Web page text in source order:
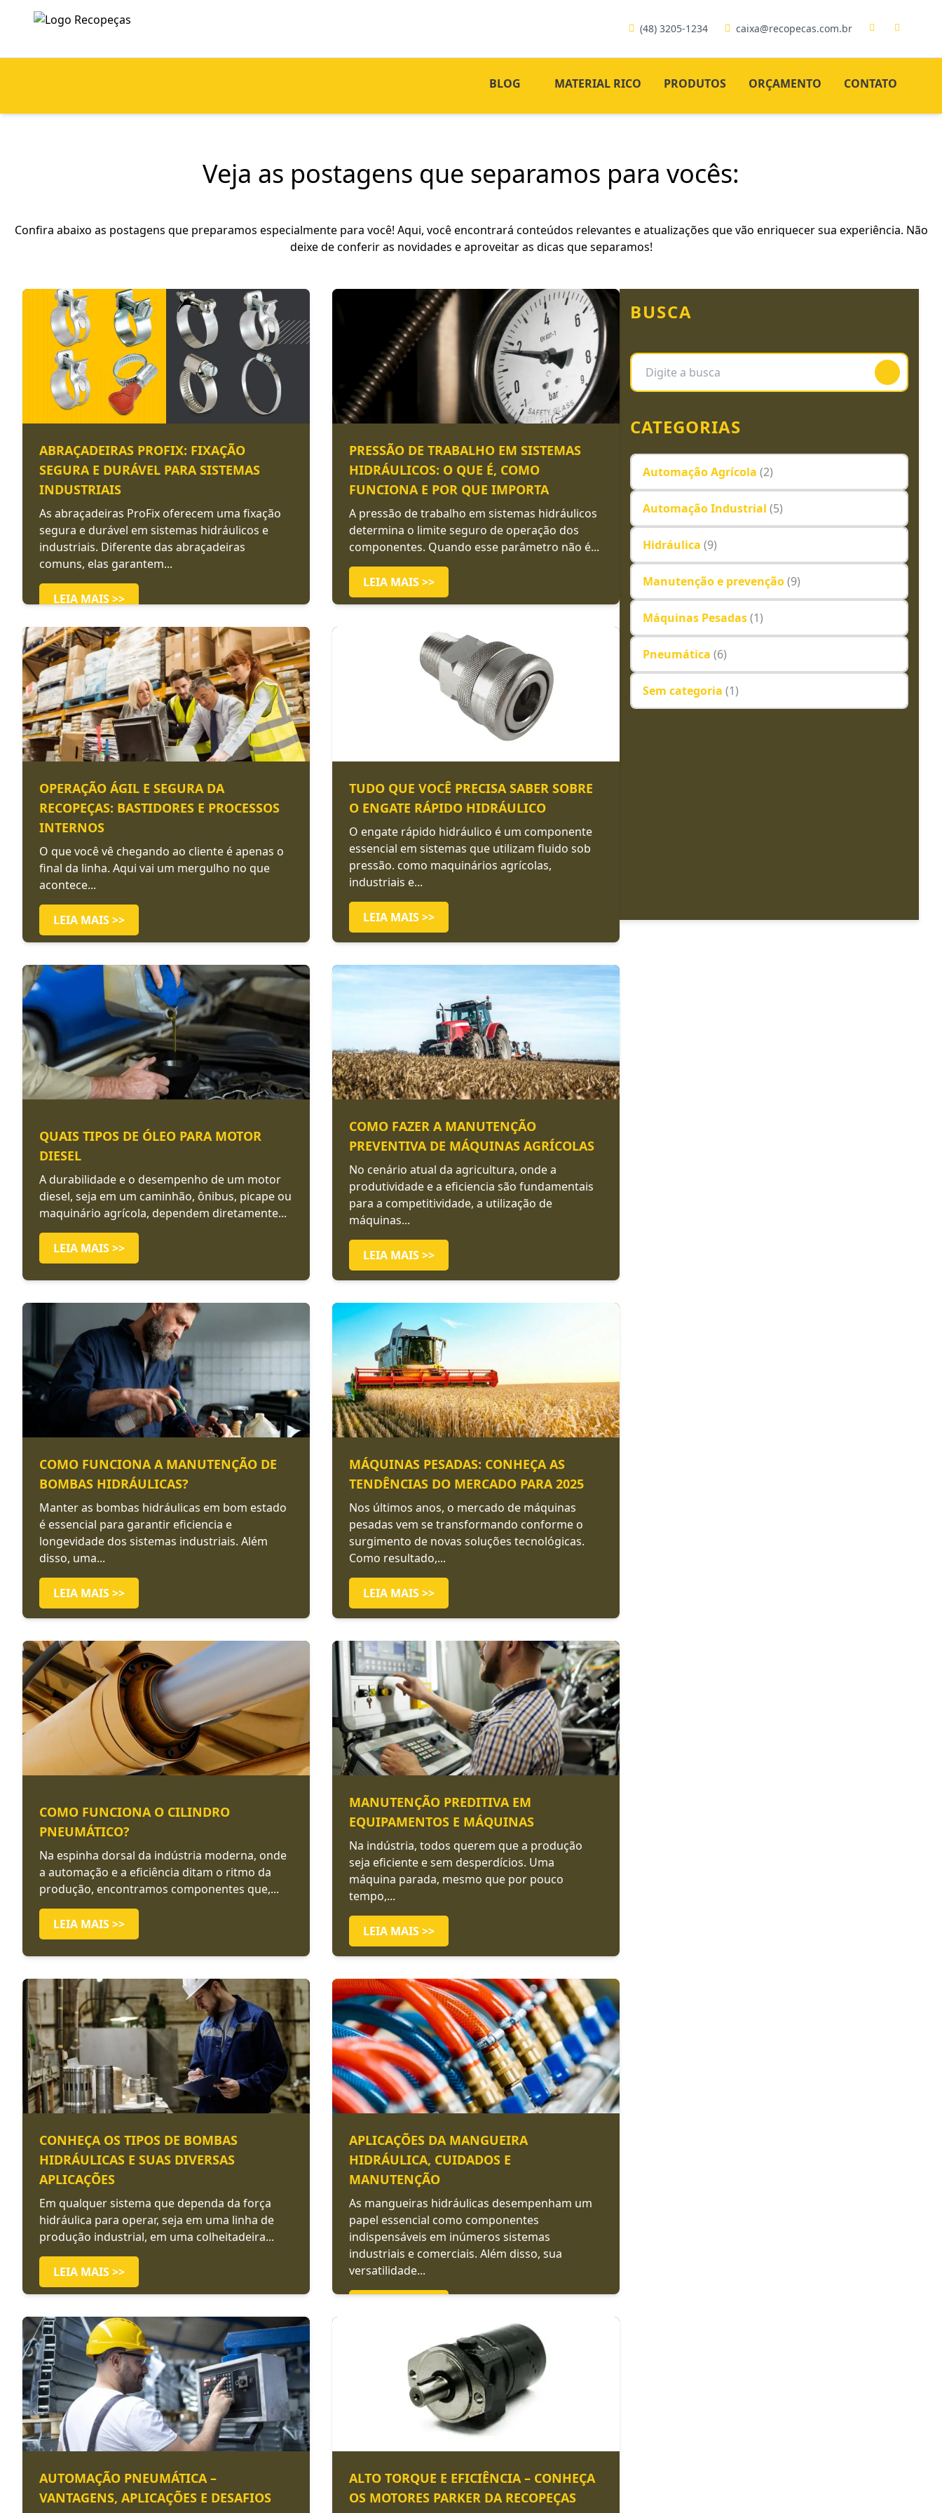
(48) 3205-1234 caixa@recopecas.com.br
BLOG MATERIAL RICO PRODUTOS ORÇAMENTO CONTATO
Veja as postagens que separamos para vocês:
Confira abaixo as postagens que preparamos especialmente para você! Aqui, você encontrará conteúdos relevantes e atualizações que vão enriquecer sua experiência. Não
deixe de conferir as novidades e aproveitar as dicas que separamos!
ABRAÇADEIRAS PROFIX: FIXAÇÃO
SEGURA E DURÁVEL PARA SISTEMAS
INDUSTRIAIS
As abraçadeiras ProFix oferecem uma fixação
segura e durável em sistemas hidráulicos e
industriais. Diferente das abraçadeiras
comuns, elas garantem...
LEIA MAIS >>
PRESSÃO DE TRABALHO EM SISTEMAS
HIDRÁULICOS: O QUE É, COMO
FUNCIONA E POR QUE IMPORTA
A pressão de trabalho em sistemas hidráulicos
determina o limite seguro de operação dos
componentes. Quando esse parâmetro não é...
LEIA MAIS >>
OPERAÇÃO ÁGIL E SEGURA DA
RECOPEÇAS: BASTIDORES E PROCESSOS
INTERNOS
O que você vê chegando ao cliente é apenas o
final da linha. Aqui vai um mergulho no que
acontece...
LEIA MAIS >>
TUDO QUE VOCÊ PRECISA SABER SOBRE
O ENGATE RÁPIDO HIDRÁULICO
O engate rápido hidráulico é um componente
essencial em sistemas que utilizam fluido sob
pressão. como maquinários agrícolas,
industriais e...
LEIA MAIS >>
QUAIS TIPOS DE ÓLEO PARA MOTOR
DIESEL
A durabilidade e o desempenho de um motor
diesel, seja em um caminhão, ônibus, picape ou
maquinário agrícola, dependem diretamente...
LEIA MAIS >>
COMO FAZER A MANUTENÇÃO
PREVENTIVA DE MÁQUINAS AGRÍCOLAS
No cenário atual da agricultura, onde a
produtividade e a eficiencia são fundamentais
para a competitividade, a utilização de
máquinas...
LEIA MAIS >>
COMO FUNCIONA A MANUTENÇÃO DE
BOMBAS HIDRÁULICAS?
Manter as bombas hidráulicas em bom estado
é essencial para garantir eficiencia e
longevidade dos sistemas industriais. Além
disso, uma...
LEIA MAIS >>
MÁQUINAS PESADAS: CONHEÇA AS
TENDÊNCIAS DO MERCADO PARA 2025
Nos últimos anos, o mercado de máquinas
pesadas vem se transformando conforme o
surgimento de novas soluções tecnológicas.
Como resultado,...
LEIA MAIS >>
COMO FUNCIONA O CILINDRO
PNEUMÁTICO?
Na espinha dorsal da indústria moderna, onde
a automação e a eficiência ditam o ritmo da
produção, encontramos componentes que,...
LEIA MAIS >>
MANUTENÇÃO PREDITIVA EM
EQUIPAMENTOS E MÁQUINAS
Na indústria, todos querem que a produção
seja eficiente e sem desperdícios. Uma
máquina parada, mesmo que por pouco
tempo,...
LEIA MAIS >>
CONHEÇA OS TIPOS DE BOMBAS
HIDRÁULICAS E SUAS DIVERSAS
APLICAÇÕES
Em qualquer sistema que dependa da força
hidráulica para operar, seja em uma linha de
produção industrial, em uma colheitadeira...
LEIA MAIS >>
APLICAÇÕES DA MANGUEIRA
HIDRÁULICA, CUIDADOS E
MANUTENÇÃO
As mangueiras hidráulicas desempenham um
papel essencial como componentes
indispensáveis em inúmeros sistemas
industriais e comerciais. Além disso, sua
versatilidade...
AUTOMAÇÃO PNEUMÁTICA –
VANTAGENS, APLICAÇÕES E DESAFIOS
ALTO TORQUE E EFICIÊNCIA – CONHEÇA
OS MOTORES PARKER DA RECOPEÇAS
BUSCA
CATEGORIAS
Automação Agrícola (2)
Automação Industrial (5)
Hidráulica (9)
Manutenção e prevenção(9)
Máquinas Pesadas(1)
Pneumática (6)
Sem categoria (1)